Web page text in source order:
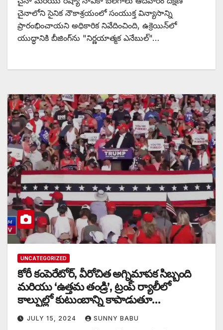
చైనాలోని సైనిక నౌకాశ్రయంలో సంయుక్త విన్యాసాన్ని
ప్రారంభించాయని అధికారిక నివేదించింది, ఉక్రెయిన్‌లో
యుద్ధానికి బీజింగ్‌ను "నిర్ణయాత్మక ఎనేబుల్"…
UNCATEGORIZED
కోరీ కంపెరేటోర్, వీరోచిత అగ్నిమాపక సిబ్బంది
మరియు ‘ఉత్తమ తండ్రి’, ట్రంప్ ర్యాలీలో
కాల్పుల్లో కుటుంబాన్ని కాపాడుతూ
మరణించారు
JULY 15, 2024 SUNNY BABU